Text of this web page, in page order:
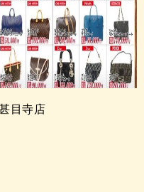
目寺店